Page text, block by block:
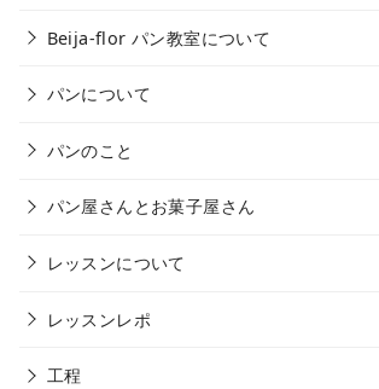
Beija-flor パン教室について
パンについて
パンのこと
パン屋さんとお菓子屋さん
レッスンについて
レッスンレポ
工程